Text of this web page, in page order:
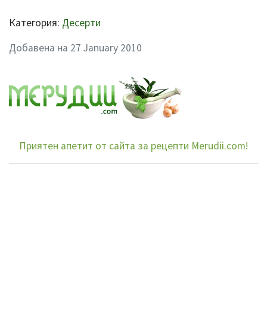
Категория: Десерти
Добавена на 27 January 2010
Приятен апетит от сайта за рецепти Merudii.com!